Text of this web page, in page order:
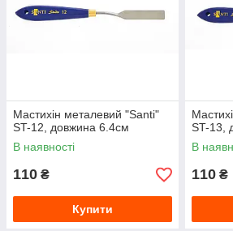
Мастихін металевий "Santi"
ST-12, довжина 6.4см
В наявності
110 ₴
Купити
ST-13,
В
110 ₴